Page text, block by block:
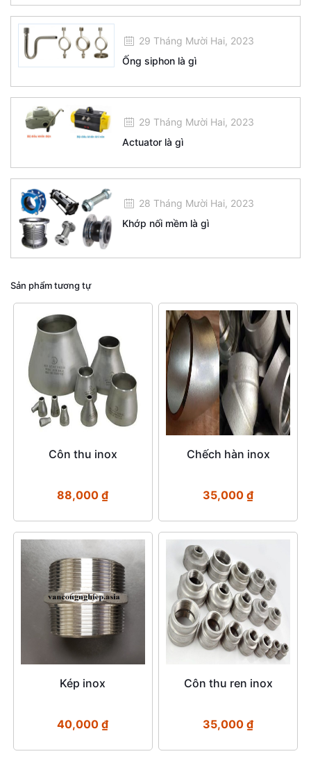
29 Tháng Mười Hai, 2023
Ống siphon là gì
29 Tháng Mười Hai, 2023
Actuator là gì
28 Tháng Mười Hai, 2023
Khớp nối mềm là gì
Sản phẩm tương tự
Côn thu inox
88,000₫
Chếch hàn inox
35,000₫
Kép inox
40,000₫
Côn thu ren inox
35,000₫